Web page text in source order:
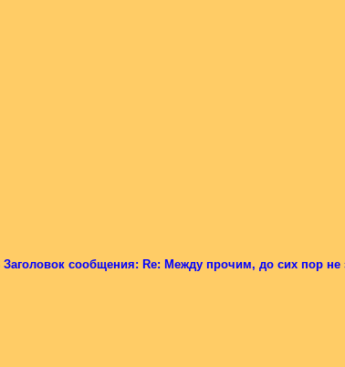
сообщения: Re: Между прочим, до сих пор не